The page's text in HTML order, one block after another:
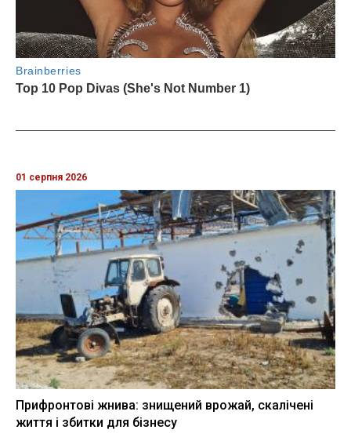
01 серпня 2026
Прифронтові жнива: знищений врожай, скалічені
життя і збитки для бізнесу